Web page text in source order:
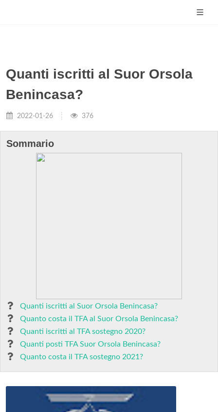
Quanti iscritti al Suor Orsola
Benincasa?
2022-01-26 376
Sommario
Quanti iscritti al Suor Orsola Benincasa?
Quanto costa il TFA al Suor Orsola Benincasa?
Quanti iscritti al TFA sostegno 2020?
Quanti posti TFA Suor Orsola Benincasa?
Quanto costa il TFA sostegno 2021?